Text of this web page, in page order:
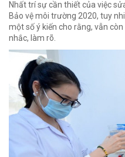
Nhất trí sự cần thiết của việc
Bảo vệ môi trường 2020, tuy
một số ý kiến cho rằng, vẫn
nhắc, làm rõ.